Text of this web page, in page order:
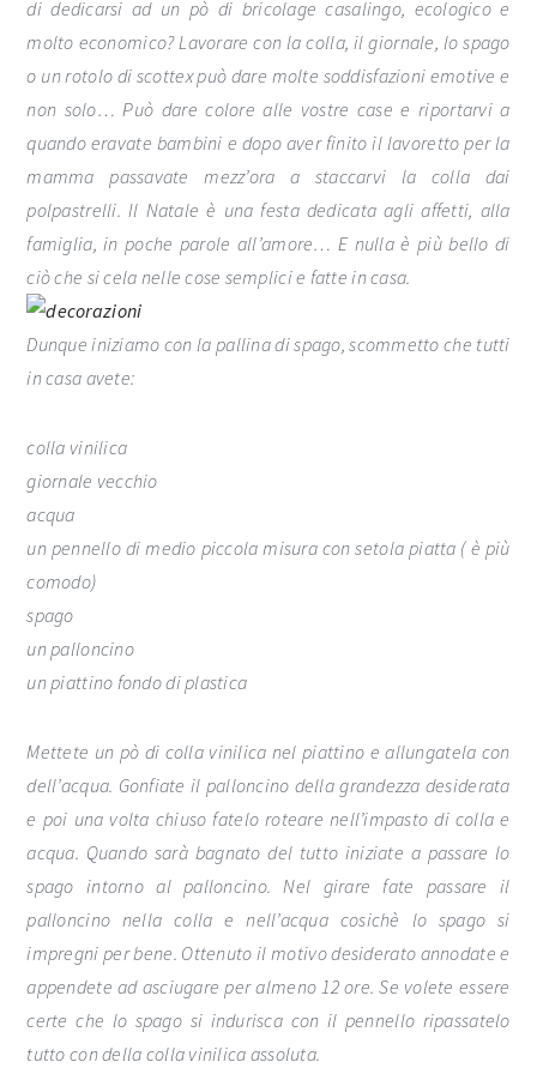
di dedicarsi ad un pò di bricolage casalingo, ecologico e
molto economico? Lavorare con la colla, il giornale, lo spago
o un rotolo di scottex può dare molte soddisfazioni emotive e
non solo… Può dare colore alle vostre case e riportarvi a
quando eravate bambini e dopo aver finito il lavoretto per la
mamma passavate mezz’ora a staccarvi la colla dai
polpastrelli. Il Natale è una festa dedicata agli affetti, alla
famiglia, in poche parole all’amore… E nulla è più bello di
ciò che si cela nelle cose semplici e fatte in casa.
Dunque iniziamo con la pallina di spago, scommetto che tutti
in casa avete:
colla vinilica
giornale vecchio
acqua
un pennello di medio piccola misura con setola piatta ( è più
comodo)
spago
un palloncino
un piattino fondo di plastica
Mettete un pò di colla vinilica nel piattino e allungatela con
dell’acqua. Gonfiate il palloncino della grandezza desiderata
e poi una volta chiuso fatelo roteare nell’impasto di colla e
acqua. Quando sarà bagnato del tutto iniziate a passare lo
spago intorno al palloncino. Nel girare fate passare il
palloncino nella colla e nell’acqua cosichè lo spago si
impregni per bene. Ottenuto il motivo desiderato annodate e
appendete ad asciugare per almeno 12 ore. Se volete essere
certe che lo spago si indurisca con il pennello ripassatelo
tutto con della colla vinilica assoluta.